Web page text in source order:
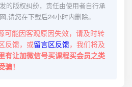
的版权纠纷，责任由使用者自行承
,请您在下载后24小时内删除。
可能因客观原因失效，请及时转
反馈，或留言区反馈，我们将及
有让加微信号买课程买会员之类
！